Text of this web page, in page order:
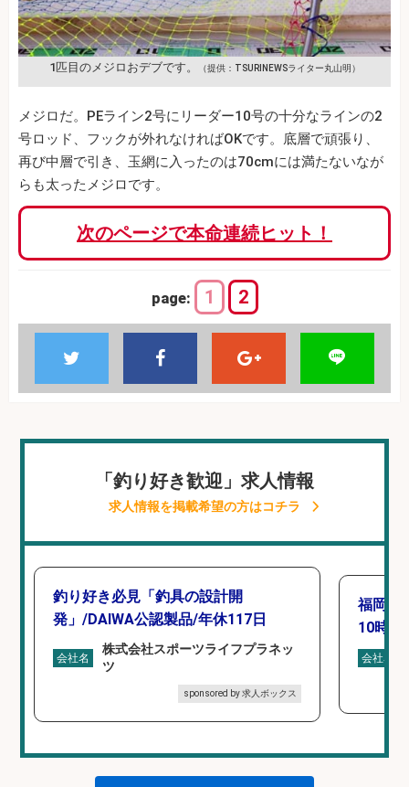
1匹目のメジロおデブです。 （提供：TSURINEWSライター丸山明）
メジロだ。PEライン2号にリーダー10号の十分なラインの2
号ロッド、フックが外れなければOKです。底層で頑張り、
再び中層で引き、玉網に入ったのは70cmには満たないなが
らも太ったメジロです。
次のページで本命連続ヒット！
page: 1 2
「釣り好き歓迎」求人情報
求人情報を掲載希望の方はコチラ
釣り好き必見「釣具の設計開
発」/DAIWA公認製品/年休117日
会社名
株式会社スポーツライフプラネッ
ツ
sponsored by 求人ボックス
福岡「
10時間
会社名